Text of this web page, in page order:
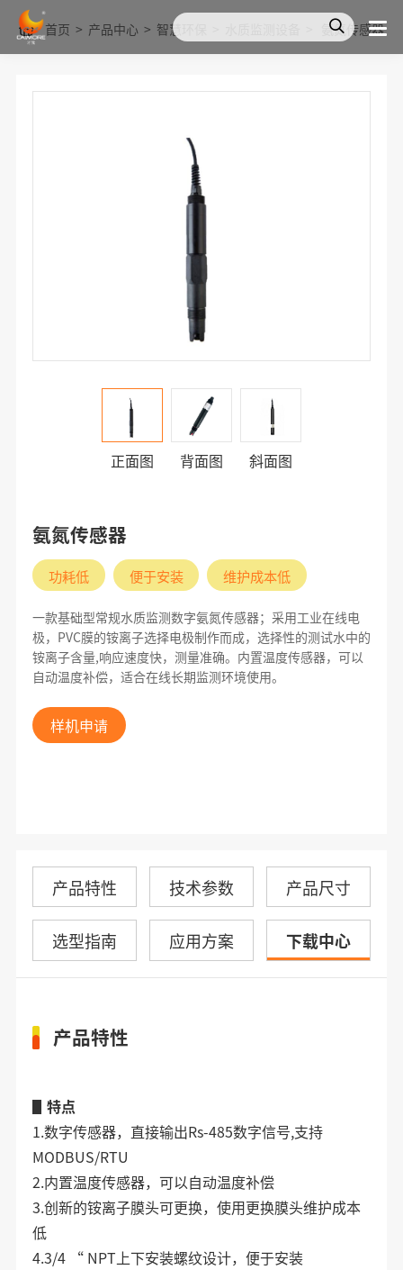
首页 > 产品中心 > 智慧环保 氨氮传感器
正面图 背面图 斜面图
氨氮传感器
功耗低 便于安装 维护成本低
一款基础型常规水质监测数字氨氮传感器；采用工业在线电
极，PVC膜的铵离子选择电极制作而成，选择性的测试水中的
铵离子含量,响应速度快，测量准确。内置温度传感器，可以
自动温度补偿，适合在线长期监测环境使用。
样机申请
产品特性 技术参数 产品尺寸
选型指南 应用方案 下载中心
产品特性
▋特点
1.数字传感器，直接输出Rs-485数字信号,支持
MODBUS/RTU
2.内置温度传感器，可以自动温度补偿
3.创新的铵离子膜头可更换，使用更换膜头维护成本
低
4.3/4 “ NPT上下安装螺纹设计，便于安装